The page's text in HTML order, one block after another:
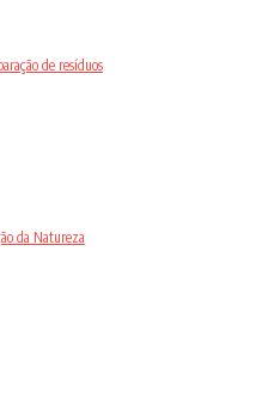
de resíduos
da Natureza